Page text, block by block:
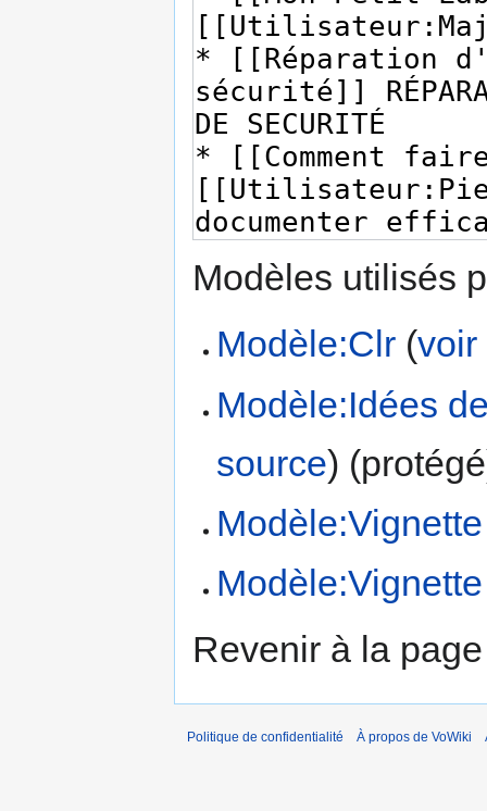
Modèles utilisés
Modèle:Clr (voir
Modèle:Idées
source)
Revenir à la
Politique de confidentialité À propos de VoWiki